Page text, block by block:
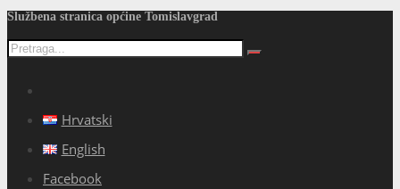
Službena stranica općine Tomislavgrad
Hrvatski
English
Facebook